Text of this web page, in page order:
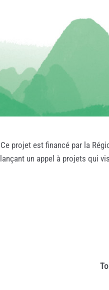
Ce projet est financé par la
lançant un appel à projets qui